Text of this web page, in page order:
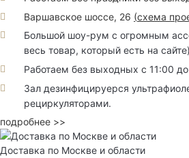
Варшавское шоссе, 26 (схема
Большой шоу-рум с огромным
весь товар, который есть на сайте)
Работаем без выходных с 11:00
Зал дезинфицируерся
рециркуляторами.
подробнее >>
Доставка по Москве и области